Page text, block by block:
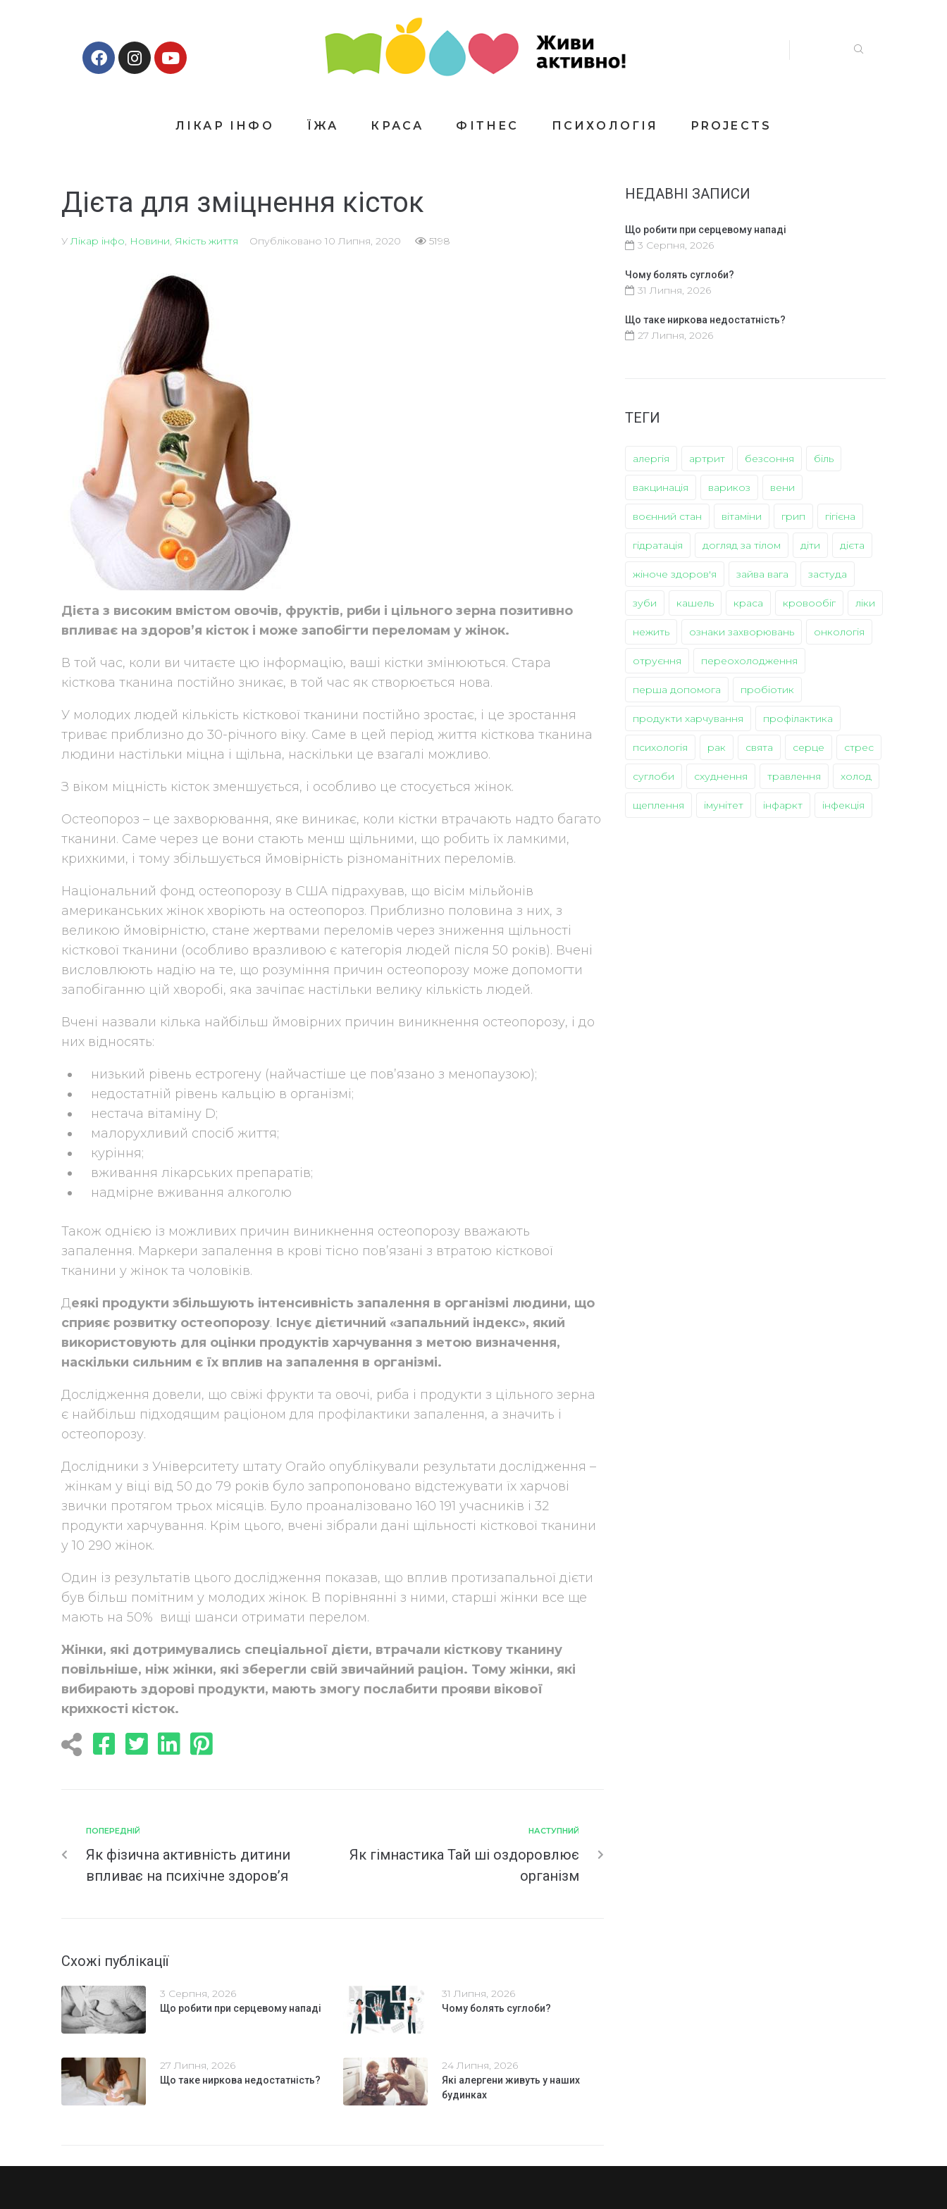
ЛІКАР ІНФО ЇЖА КРАСА ФІТНЕС ПСИХОЛОГІЯ PROJECTS
Дієта для зміцнення кісток
УЛікар інфо, Новини, Якість життя Опубліковано 10 Липня, 2020 5198
Дієта з високим вмістом овочів, фруктів, риби і цільного зерна позитивно
впливає на здоров’я кісток і може запобігти переломам у жінок.
В той час, коли ви читаєте цю інформацію, ваші кістки змінюються. Стара
кісткова тканина постійно зникає, в той час як створюється нова.
У молодих людей кількість кісткової тканини постійно зростає, і це зростання
триває приблизно до 30-річного віку. Саме в цей період життя кісткова тканина
людини настільки міцна і щільна, наскільки це взагалі можливо.
З віком міцність кісток зменшується, і особливо це стосується жінок.
Остеопороз – це захворювання, яке виникає, коли кістки втрачають надто багато
тканини. Саме через це вони стають менш щільними, що робить їх ламкими,
крихкими, і тому збільшується ймовірність різноманітних переломів.
Національний фонд остеопорозу в США підрахував, що вісім мільйонів
американських жінок хворіють на остеопороз. Приблизно половина з них, з
великою ймовірністю, стане жертвами переломів через зниження щільності
кісткової тканини (особливо вразливою є категорія людей після 50 років). Вчені
висловлюють надію на те, що розуміння причин остеопорозу може допомогти
запобіганню цій хворобі, яка зачіпає настільки велику кількість людей.
Вчені назвали кілька найбільш ймовірних причин виникнення остеопорозу, і до
них відносять:
низький рівень естрогену (найчастіше це пов’язано з менопаузою);
недостатній рівень кальцію в організмі;
нестача вітаміну D;
малорухливий спосіб життя;
куріння;
вживання лікарських препаратів;
надмірне вживання алкоголю
Також однією із можливих причин виникнення остеопорозу вважають
запалення. Маркери запалення в крові тісно пов’язані з втратою кісткової
тканини у жінок та чоловіків.
Деякі продукти збільшують інтенсивність запалення в організмі людини, що
сприяє розвитку остеопорозу. Існує дієтичний «запальний індекс», який
використовують для оцінки продуктів харчування з метою визначення,
наскільки сильним є їх вплив на запалення в організмі.
Дослідження довели, що свіжі фрукти та овочі, риба і продукти з цільного зерна
є найбільш підходящим раціоном для профілактики запалення, а значить і
остеопорозу.
Дослідники з Університету штату Огайо опублікували результати дослідження –
жінкам у віці від 50 до 79 років було запропоновано відстежувати їх харчові
звички протягом трьох місяців. Було проаналізовано 160 191 учасників і 32
продукти харчування. Крім цього, вчені зібрали дані щільності кісткової тканини
у 10 290 жінок.
Один із результатів цього дослідження показав, що вплив протизапальної дієти
був більш помітним у молодих жінок. В порівнянні з ними, старші жінки все ще
мають на 50% вищі шанси отримати перелом.
Жінки, які дотримувались спеціальної дієти, втрачали кісткову тканину
повільніше, ніж жінки, які зберегли свій звичайний раціон. Тому жінки, які
вибирають здорові продукти, мають змогу послабити прояви вікової
крихкості кісток.
ПОПЕРЕДНІЙ
Як фізична активність дитини
впливає на психічне здоров’я
НАСТУПНИЙ
Як гімнастика Тай ші оздоровлює
організм
Схожі публікації
3 Серпня, 2026
Що робити при серцевому нападі
31 Липня, 2026
Чому болять суглоби?
27 Липня, 2026
Що таке ниркова недостатність?
24 Липня, 2026
Які алергени живуть у наших
будинках
НЕДАВНІ ЗАПИСИ
Що робити при серцевому нападі
3 Серпня, 2026
Чому болять суглоби?
31 Липня, 2026
Що таке ниркова недостатність?
27 Липня, 2026
ТЕГИ
алергія артрит безсоння біль
вакцинація варикоз вени
воєнний стан вітаміни грип гігієна
гідратація догляд за тілом діти дієта
жіноче здоров'я зайва вага застуда
зуби кашель краса кровообіг ліки
нежить ознаки захворювань онкологія
отруєння переохолодження
перша допомога пробіотик
продукти харчування профілактика
психологія рак свята серце стрес
суглоби схуднення травлення холод
щеплення імунітет інфаркт інфекція